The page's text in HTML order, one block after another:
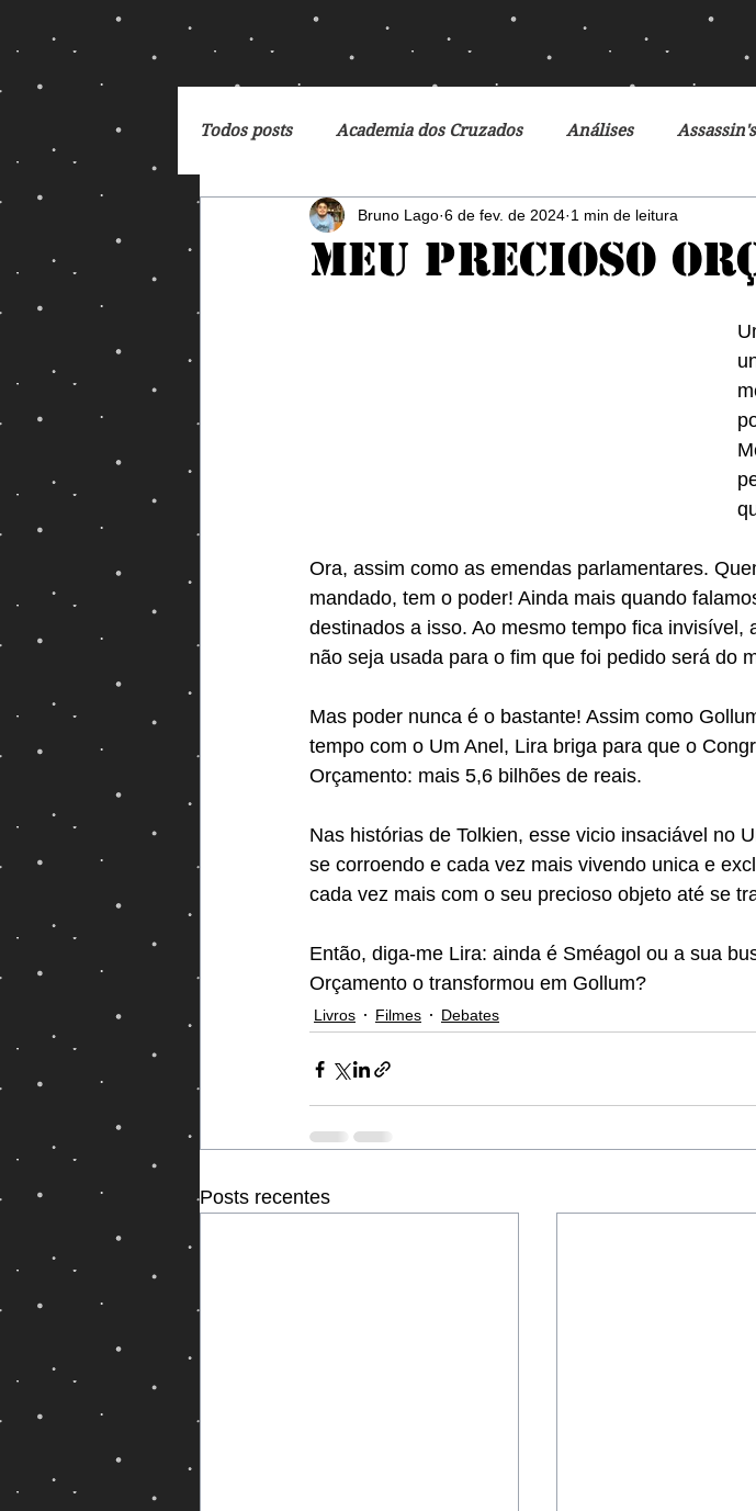
Todos posts Academia dos Cruzados Análises
Breaking Bad Cartoon Ciclo da Herança Crônicas
Fox
Magos e Semideuses
Meu precioso
Bruno Lago 6 de fev. de 2024 1 min de leitura
Ora, assim como as emendas parlamentares.
mandado, tem o poder! Ainda mais quando
destinados a isso. Ao mesmo tempo fica invisível,
não seja usada para o fim que foi pedido será do
Mas poder nunca é o bastante! Assim como
tempo com o Um Anel, Lira briga para que o
Orçamento: mais 5,6 bilhões de reais.
Nas histórias de Tolkien, esse vicio insaciável no
se corroendo e cada vez mais vivendo unica e
cada vez mais com o seu precioso objeto até se
Então, diga-me Lira: ainda é Sméagol ou a sua
Orçamento o transformou em Gollum?
Livros Filmes Debates
Posts recentes